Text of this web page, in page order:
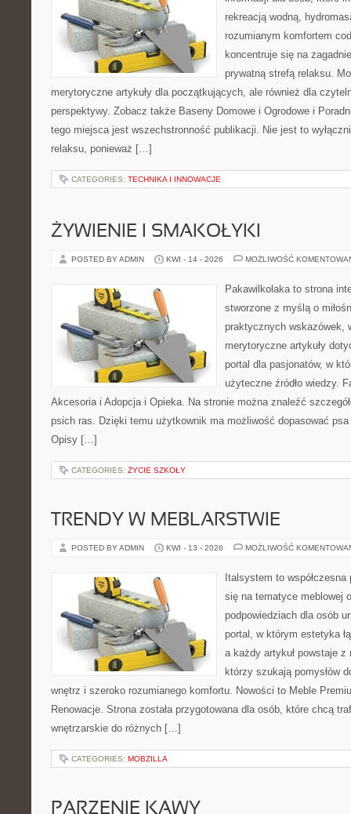
rekreacją wodną,
rozumianym komfortem
koncentruje się na
prywatną strefą relaksu.
merytoryczne artykuły dla początkujących, ale również dla
perspektywy. Zobacz także Baseny Domowe i Ogrodowe i
tego miejsca jest wszechstronność publikacji. Nie jest to
relaksu, ponieważ […]
CATEGORIES: TECHNIKA I INNOWACJE
ŻYWIENIE I SMAKOŁYKI
POSTED BY ADMIN KWI - 14 - 2026 MOŻLIWOŚĆ
Pakawilkolaka to strona
stworzone z myślą o
praktycznych wskazówek,
merytoryczne artykuły
portal dla pasjonatów, w
użyteczne źródło wiedzy.
Akcesoria i Adopcja i Opieka. Na stronie można znaleźć
psich ras. Dzięki temu użytkownik ma możliwość dopasować
Opisy […]
CATEGORIES: ŻYCIE SZKOŁY
TRENDY W MEBLARSTWIE
POSTED BY ADMIN KWI - 13 - 2026 MOŻLIWOŚĆ
Italsystem to
się na tematyce meblowej
podpowiedziach dla osób
portal, w którym estetyka
a każdy artykuł powstaje
którzy szukają pomysłów
wnętrz i szeroko rozumianego komfortu. Nowości to Meble
Renowacje. Strona została przygotowana dla osób, które chcą
wnętrzarskie do różnych […]
CATEGORIES: MOBZILLA
PARZENIE KAWY